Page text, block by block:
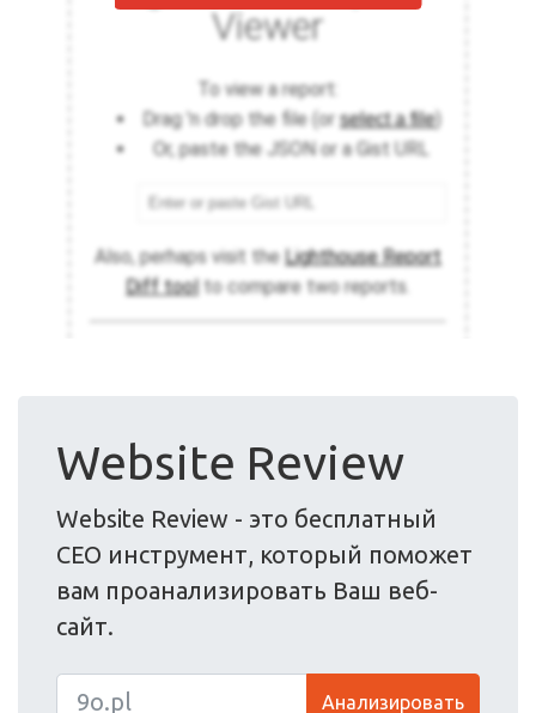
Website Review
Website Review - это бесплатный
СЕО инструмент, который поможет
вам проанализировать Ваш веб-
сайт.
Анализировать